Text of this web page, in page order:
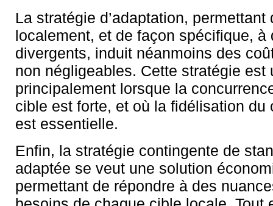
La stratégie d’adaptation, permettant
localement, et de façon spécifique, à
divergents, induit néanmoins des
non négligeables. Cette stratégie est
principalement lorsque la
cible est forte, et où la fidélisation du
est essentielle.
Enfin, la stratégie contingente de
adaptée se veut une solution
permettant de répondre à des